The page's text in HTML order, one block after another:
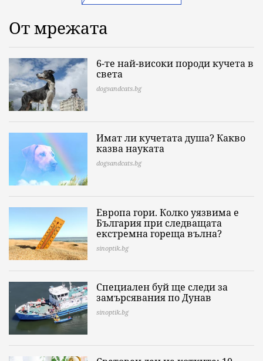
От мрежата
6-те най-високи породи кучета в
света
dogsandcats.bg
Имат ли кучетата душа? Какво
казва науката
dogsandcats.bg
Европа гори. Колко уязвима е
България при следващата
екстремна гореща вълна?
sinoptik.bg
Специален буй ще следи за
замърсявания по Дунав
sinoptik.bg